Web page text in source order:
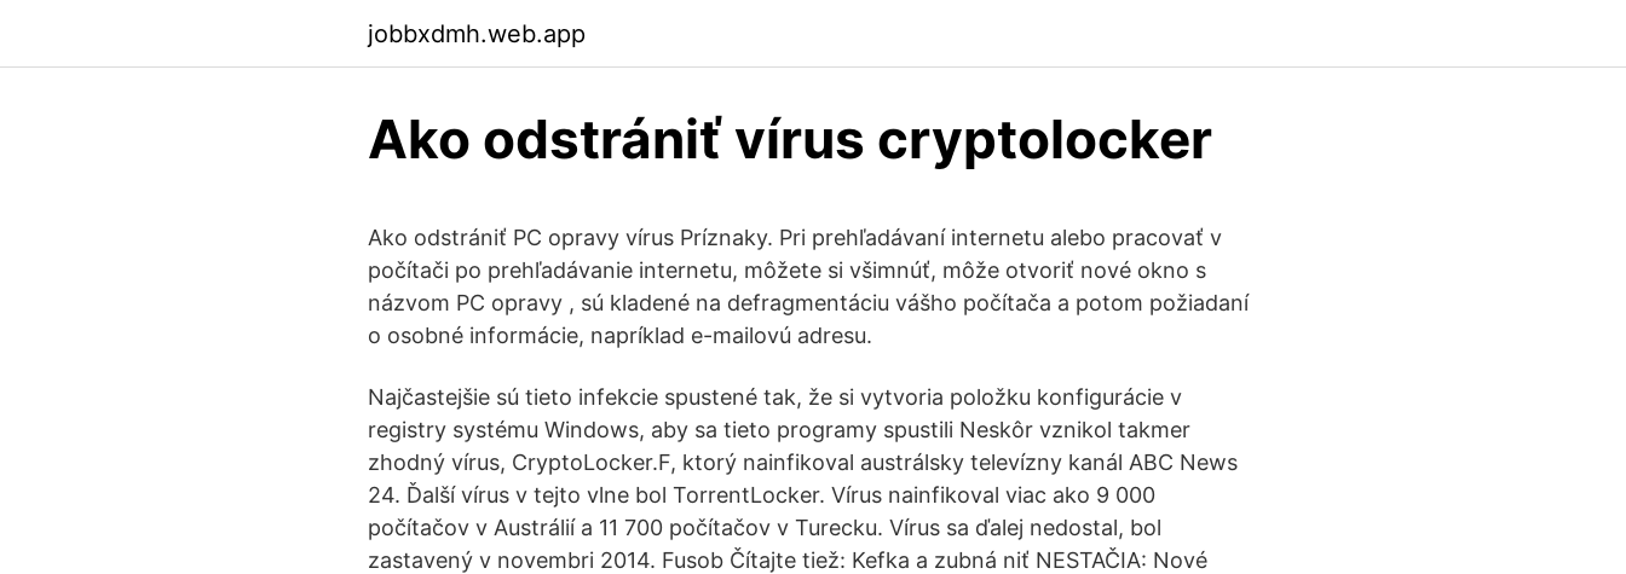
jobbxdmh.web.app
Ako odstrániť vírus cryptolocker
Ako odstrániť PC opravy vírus Príznaky. Pri prehľadávaní internetu alebo pracovať v
počítači po prehľadávanie internetu, môžete si všimnúť, môže otvoriť nové okno s
názvom PC opravy , sú kladené na defragmentáciu vášho počítača a potom požiadaní
o osobné informácie, napríklad e-mailovú adresu.
Najčastejšie sú tieto infekcie spustené tak, že si vytvoria položku konfigurácie v
registry systému Windows, aby sa tieto programy spustili Neskôr vznikol takmer
zhodný vírus, CryptoLocker.F, ktorý nainfikoval austrálsky televízny kanál ABC News
24. Ďalší vírus v tejto vlne bol TorrentLocker. Vírus nainfikoval viac ako 9 000
počítačov v Austrálií a 11 700 počítačov v Turecku. Vírus sa ďalej nedostal, bol
zastavený v novembri 2014. Fusob Čítajte tiež: Kefka a zubná niť NESTAČIA: Nové